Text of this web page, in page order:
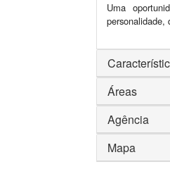
Uma
personalidade,
Áreas
Agência
Mapa